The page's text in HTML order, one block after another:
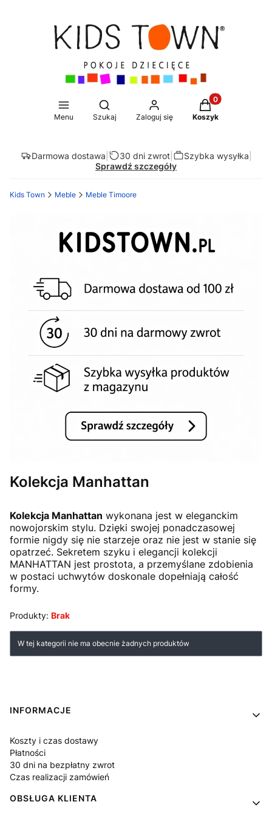
Menu
Otwórz wyszukiwarkę
Szukaj Zaloguj się
Produkty w
Koszyk
Darmowa dostawa 30 dni zwrot| Szybka wysyłka
Sprawdź szczegóły
Kids Town Meble Meble Timoore
Kolekcja Manhattan
Kolekcja Manhattan wykonana jest w eleganckim
nowojorskim stylu. Dzięki swojej ponadczasowej
formie nigdy się nie starzeje oraz nie jest w stanie się
opatrzeć. Sekretem szyku i elegancji kolekcji
MANHATTAN jest prostota, a przemyślane zdobienia
w postaci uchwytów doskonale dopełniają całość
formy.
Produkty: Brak
Lista produktów
W tej kategorii nie ma obecnie żadnych produktów
Linki w stopce
INFORMACJE
Koszty i czas dostawy
Płatności
30 dni na bezpłatny zwrot
Czas realizacji zamówień
OBSŁUGA KLIENTA